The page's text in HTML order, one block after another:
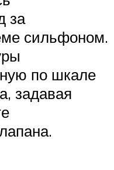
за
сильфоном.
по шкале
задавая